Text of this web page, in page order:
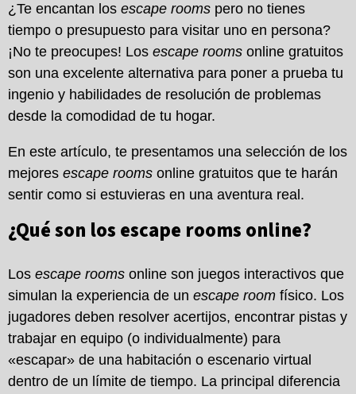
¿Te encantan los escape rooms pero no tienes
tiempo o presupuesto para visitar uno en persona?
¡No te preocupes! Los escape rooms online gratuitos
son una excelente alternativa para poner a prueba tu
ingenio y habilidades de resolución de problemas
desde la comodidad de tu hogar.
En este artículo, te presentamos una selección de los
mejores escape rooms online gratuitos que te harán
sentir como si estuvieras en una aventura real.
¿Qué son los escape rooms online?
Los escape rooms online son juegos interactivos que
simulan la experiencia de un escape room físico. Los
jugadores deben resolver acertijos, encontrar pistas y
trabajar en equipo (o individualmente) para
«escapar» de una habitación o escenario virtual
dentro de un límite de tiempo. La principal diferencia